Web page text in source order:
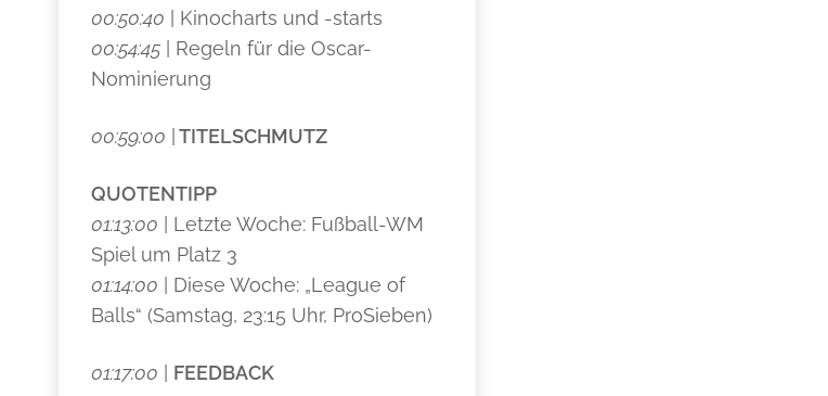
00:50:40 | Kinocharts und -starts
00:54:45| Regeln für die Oscar-
Nominierung
00:59:00 TITELSCHMUTZ
QUOTENTIPP
01:13:00 | Letzte Woche: Fußball-WM
Spiel um Platz 3
01:14:00 | Diese Woche: „League of
Balls“ (Samstag, 23:15 Uhr, ProSieben)
01:17:00 FEEDBACK